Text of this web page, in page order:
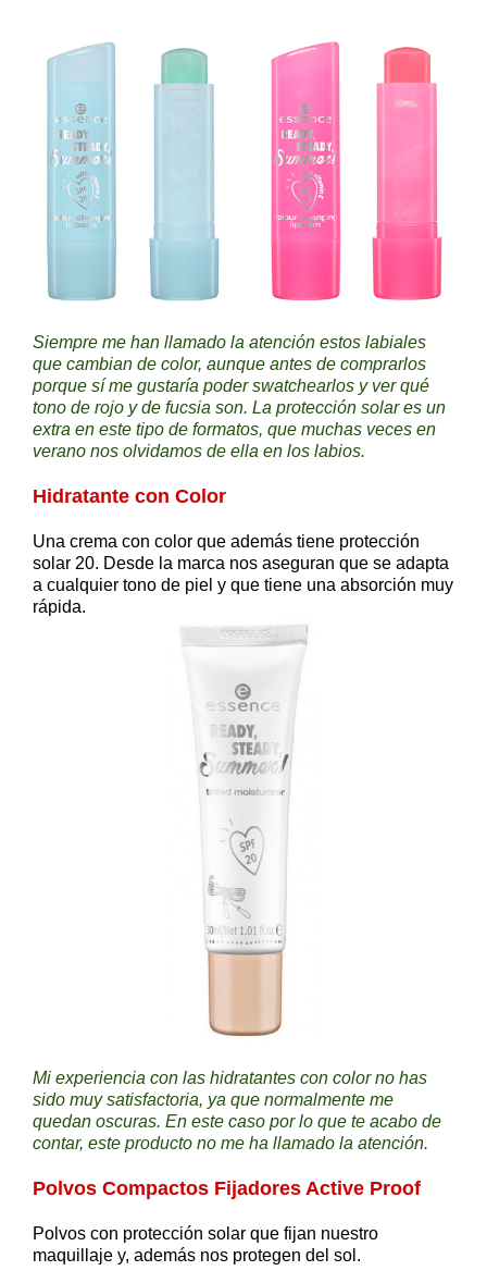
Siempre me han llamado la atención estos labiales
que cambian de color, aunque antes de comprarlos
porque sí me gustaría poder swatchearlos y ver qué
tono de rojo y de fucsia son. La protección solar es un
extra en este tipo de formatos, que muchas veces en
verano nos olvidamos de ella en los labios.
Hidratante con Color
Una crema con color que además tiene protección
solar 20. Desde la marca nos aseguran que se adapta
a cualquier tono de piel y que tiene una absorción muy
rápida.
Mi experiencia con las hidratantes con color no has
sido muy satisfactoria, ya que normalmente me
quedan oscuras. En este caso por lo que te acabo de
contar, este producto no me ha llamado la atención.
Polvos Compactos Fijadores Active Proof
Polvos con protección solar que fijan nuestro
maquillaje y, además nos protegen del sol.